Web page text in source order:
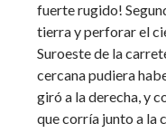
fuerte rugido!
tierra y perforar el
Suroeste de la
cercana pudiera
giró a la derecha, y
que corría junto a la